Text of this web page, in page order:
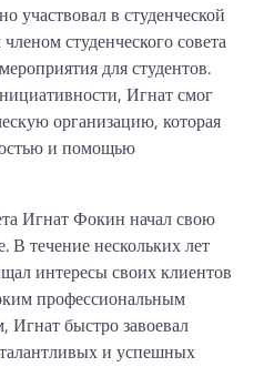
участвовал в студенческой
студенческого совета
для студентов.
Игнат смог
организацию, которая
и помощью
Игнат Фокин начал свою
В течение нескольких лет
интересы своих клиентов
профессиональным
быстро завоевал
и успешных